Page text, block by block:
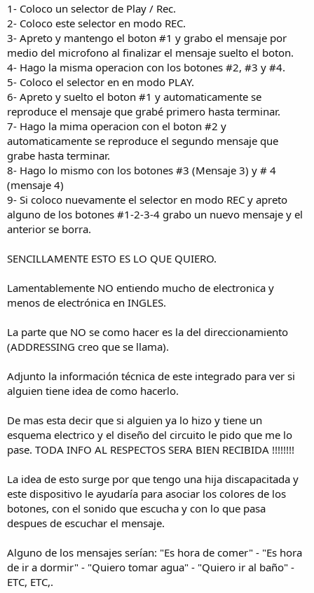
1- Coloco un selector de Play / Rec.
2- Coloco este selector en modo REC.
3- Apreto y mantengo el boton #1 y grabo el mensaje por
medio del microfono al finalizar el mensaje suelto el boton.
4- Hago la misma operacion con los botones #2, #3 y #4.
5- Coloco el selector en en modo PLAY.
6- Apreto y suelto el boton #1 y automaticamente se
reproduce el mensaje que grabé primero hasta terminar.
7- Hago la mima operacion con el boton #2 y
automaticamente se reproduce el segundo mensaje que
grabe hasta terminar.
8- Hago lo mismo con los botones #3 (Mensaje 3) y # 4
(mensaje 4)
9- Si coloco nuevamente el selector en modo REC y apreto
alguno de los botones #1-2-3-4 grabo un nuevo mensaje y el
anterior se borra.
SENCILLAMENTE ESTO ES LO QUE QUIERO.
Lamentablemente NO entiendo mucho de electronica y
menos de electrónica en INGLES.
La parte que NO se como hacer es la del direccionamiento
(ADDRESSING creo que se llama).
Adjunto la información técnica de este integrado para ver si
alguien tiene idea de como hacerlo.
De mas esta decir que si alguien ya lo hizo y tiene un
esquema electrico y el diseño del circuito le pido que me lo
pase. TODA INFO AL RESPECTOS SERA BIEN RECIBIDA !!!!!!!!
La idea de esto surge por que tengo una hija discapacitada y
este dispositivo le ayudaría para asociar los colores de los
botones, con el sonido que escucha y con lo que pasa
despues de escuchar el mensaje.
Alguno de los mensajes serían: "Es hora de comer" - "Es hora
de ir a dormir" - "Quiero tomar agua" - "Quiero ir al baño" -
ETC, ETC,.